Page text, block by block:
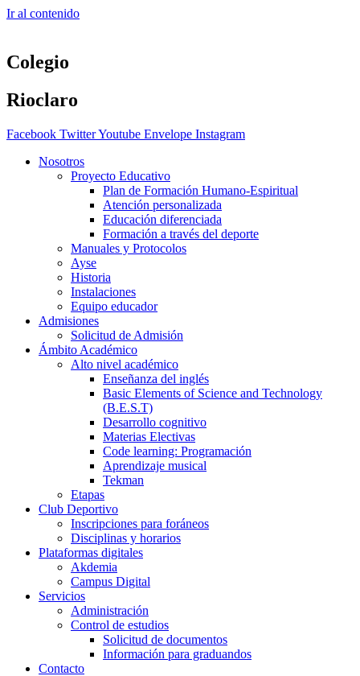
Ir al contenido
Colegio
Rioclaro
Facebook TwitterYoutube Envelope Instagram
Nosotros
Proyecto Educativo
Plan de Formación Humano-Espiritual
Atención personalizada
Educación diferenciada
Formación a través del deporte
Manuales y Protocolos
Ayse
Historia
Instalaciones
Equipo educador
Admisiones
Solicitud de Admisión
Ámbito Académico
Alto nivel académico
Enseñanza del inglés
Basic Elements of Science and Technology
(B.E.S.T)
Desarrollo cognitivo
Materias Electivas
Code learning: Programación
Aprendizaje musical
Tekman
Etapas
Club Deportivo
Inscripciones para foráneos
Disciplinas y horarios
Plataformas digitales
Akdemia
Campus Digital
Servicios
Administración
Control de estudios
Solicitud de documentos
Información para graduandos
Contacto